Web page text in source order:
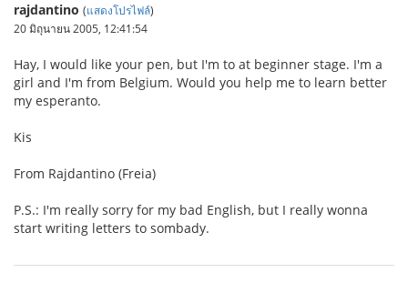
rajdantino (แสดงโปรไฟล์)
20 มิถุนายน 2005, 12:41:54
Hay, I would like your pen, but I'm to at beginner stage. I'm a
girl and I'm from Belgium. Would you help me to learn better
my esperanto.
Kis
From Rajdantino (Freia)
P.S.: I'm really sorry for my bad English, but I really wonna
start writing letters to sombady.